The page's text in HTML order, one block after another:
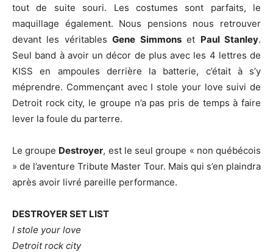
tout de suite souri. Les costumes sont parfaits, le
maquillage également. Nous pensions nous retrouver
devant les véritablesGene Simmonset Paul Stanley.
Seul band à avoir un décor de plus avec les 4 lettres de
KISS en ampoules derrière la batterie, c’était à s’y
méprendre. Commençant avec I stole your love suivi de
Detroit rock city, le groupe n’a pas pris de temps à faire
lever la foule du parterre.
Le groupe Destroyer, est le seul groupe « non québécois
» de l’aventure Tribute Master Tour. Mais qui s’en plaindra
après avoir livré pareille performance.
DESTROYER SET LIST
I stole your love
Detroit rock city